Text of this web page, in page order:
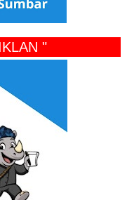
" IKLAN "